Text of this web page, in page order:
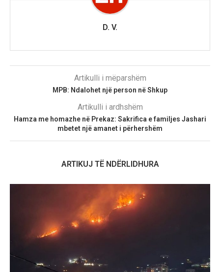
D. V.
Artikulli i mëparshëm
MPB: Ndalohet një person në Shkup
Artikulli i ardhshëm
Hamza me homazhe në Prekaz: Sakrifica e familjes Jashari
mbetet një amanet i përhershëm
ARTIKUJ TË NDËRLIDHURA